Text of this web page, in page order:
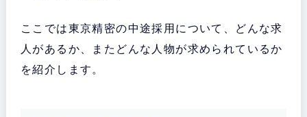
ここでは東京精密の中途採用について、どんな求
人があるか、またどんな人物が求められているか
を紹介します。